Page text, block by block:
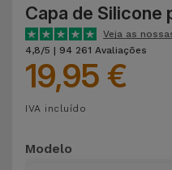
OnePlus
Google
Dyson
TCL
Consolas
Recondicionadas
Ver
tudo
Auriculares
e Colunas
Smartwatches
e Braceletes
Correntes
Capa de Silicone
Veja as
4,8/5 | 94 261 Avaliações
19,95 €
IVA incluído
Modelo